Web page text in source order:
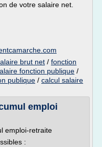
de votre salaire net.
brut net / fonction
fonction publique /
publique / calcul salaire
emploi
emploi-retraite
: